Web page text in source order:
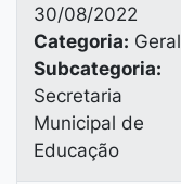
30/08/2022
Categoria: Geral
Subcategoria:
Secretaria
Municipal de
Educação